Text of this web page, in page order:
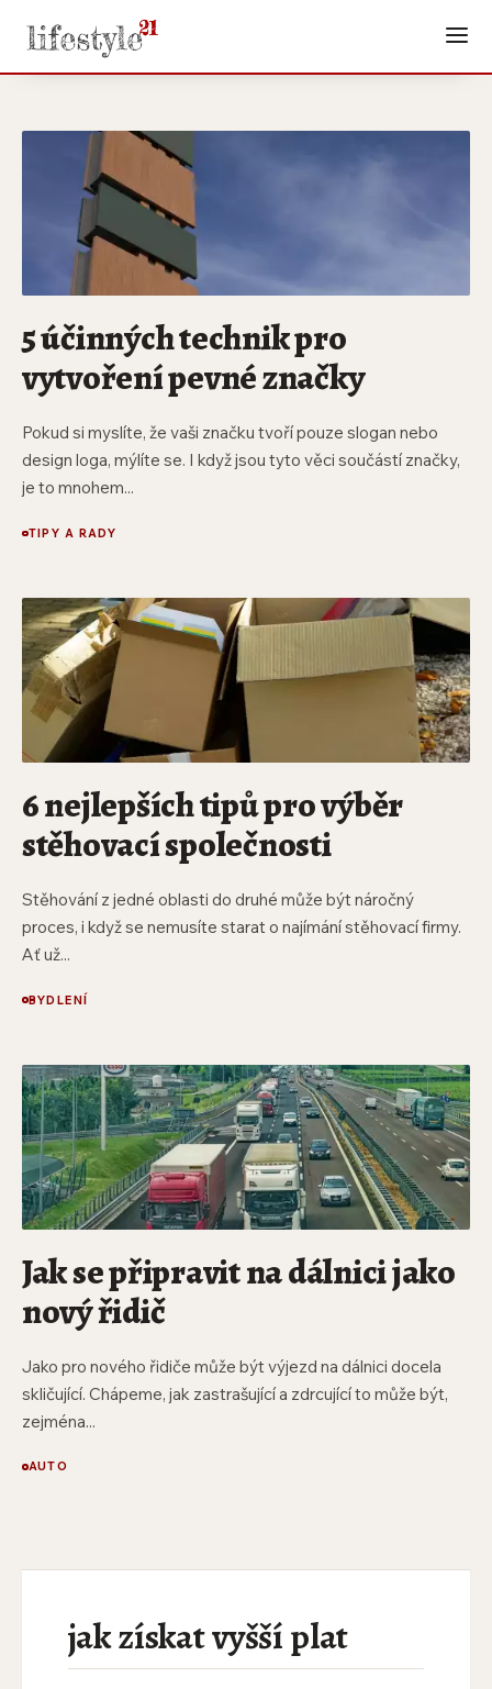
5 účinných technik pro
vytvoření pevné značky
Pokud si myslíte, že vaši značku tvoří pouze slogan nebo
design loga, mýlíte se. I když jsou tyto věci součástí značky,
je to mnohem...
TIPY A RADY
6 nejlepších tipů pro výběr
stěhovací společnosti
Stěhování z jedné oblasti do druhé může být náročný
proces, i když se nemusíte starat o najímání stěhovací firmy.
Ať už...
BYDLENÍ
Jak se připravit na dálnici jako
nový řidič
Jako pro nového řidiče může být výjezd na dálnici docela
skličující. Chápeme, jak zastrašující a zdrcující to může být,
zejména...
AUTO
jak získat vyšší plat